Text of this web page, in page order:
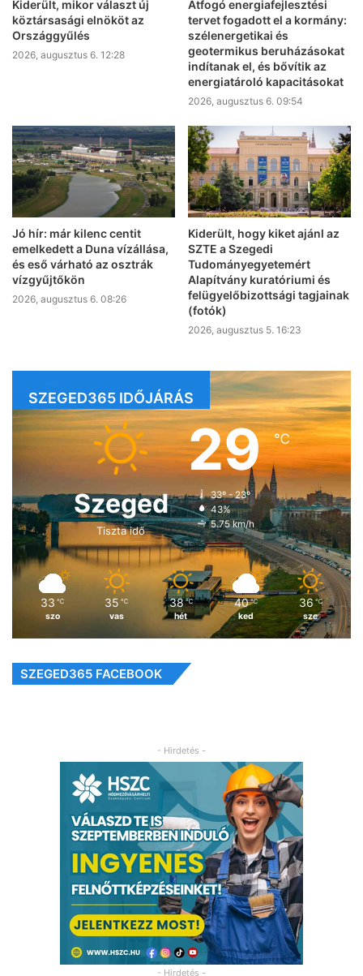
Kiderült, mikor választ új
köztársasági elnököt az
Országgyűlés
2026, augusztus 6. 12:28
Átfogó energiafejlesztési
tervet fogadott el a kormány:
szélenergetikai és
geotermikus beruházásokat
indítanak el, és bővítik az
energiatároló kapacitásokat
2026, augusztus 6. 09:54
Jó hír: már kilenc centit
emelkedett a Duna vízállása,
és eső várható az osztrák
vízgyűjtőkön
2026, augusztus 6. 08:26
Kiderült, hogy kiket ajánl az
SZTE a Szegedi
Tudományegyetemért
Alapítvány kuratóriumi és
felügyelőbizottsági tagjainak
(fotók)
2026, augusztus 5. 16:23
SZEGED365 IDŐJÁRÁS
Szeged
Tiszta idő
29℃
33º - 23º
43%
5.75 km/h
33 ℃
szo
35 ℃
vas
38 ℃
hét
40 ℃
ked
36 ℃
sze
SZEGED365 FACEBOOK
- Hirdetés -
- Hirdetés -